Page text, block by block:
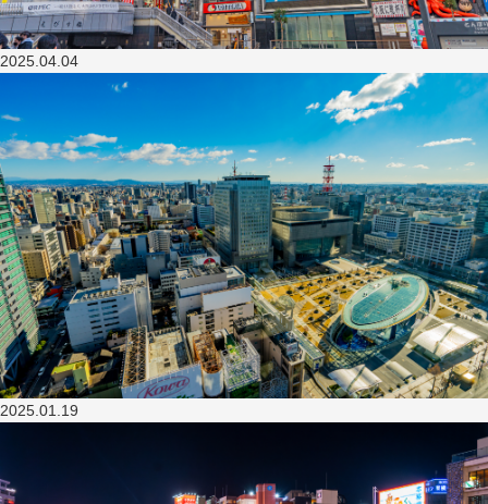
2025.04.04
2025.01.19